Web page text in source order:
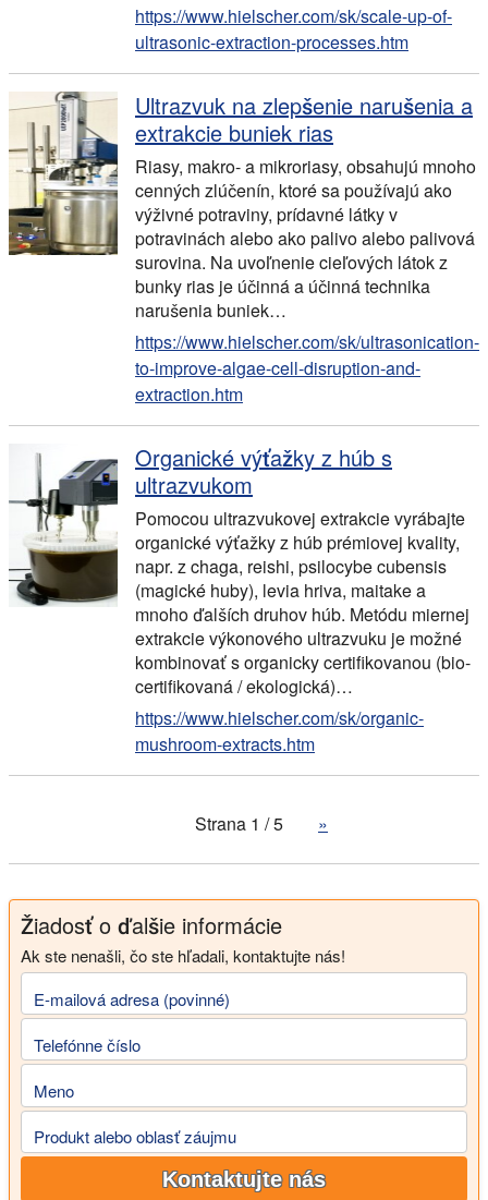
https://www.hielscher.com/sk/scale-up-of-
ultrasonic-extraction-processes.htm
Ultrazvuk na zlepšenie narušenia a
extrakcie buniek rias
Riasy, makro- a mikroriasy, obsahujú mnoho
cenných zlúčenín, ktoré sa používajú ako
výživné potraviny, prídavné látky v
potravinách alebo ako palivo alebo palivová
surovina. Na uvoľnenie cieľových látok z
bunky rias je účinná a účinná technika
narušenia buniek…
https://www.hielscher.com/sk/ultrasonication-
to-improve-algae-cell-disruption-and-
extraction.htm
Organické výťažky z húb s
ultrazvukom
Pomocou ultrazvukovej extrakcie vyrábajte
organické výťažky z húb prémiovej kvality,
napr. z chaga, reishi, psilocybe cubensis
(magické huby), levia hriva, maitake a
mnoho ďalších druhov húb. Metódu miernej
extrakcie výkonového ultrazvuku je možné
kombinovať s organicky certifikovanou (bio-
certifikovaná / ekologická)…
https://www.hielscher.com/sk/organic-
mushroom-extracts.htm
Strana 1 / 5 »
Žiadosť o ďalšie informácie
Ak ste nenašli, čo ste hľadali, kontaktujte nás!
E-mailová adresa (povinné)
Telefónne číslo
Meno
Produkt alebo oblasť záujmu
Kontaktujte nás